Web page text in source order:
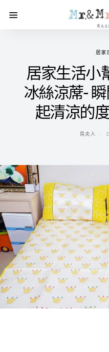
居家
居家生活小
冰絲涼蓆-
起清涼的
鳥夫人